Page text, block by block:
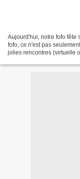
Aujourd'hui, notre fofo fête
fofo, ce n'est pas
jolies rencontres (virtuelle